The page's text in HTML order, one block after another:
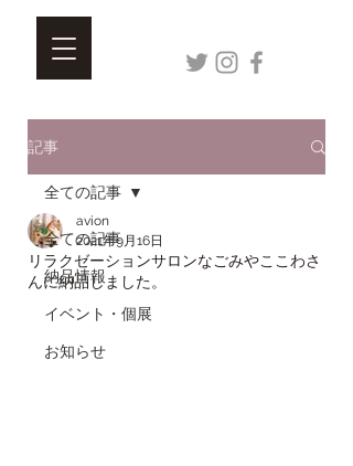
記事
全ての記事
納品情報
イベント・個展
お知らせ
全ての記事
リラクゼーションサロンなごみやここわさ
んに納品しました。
avion
2021年9月16日